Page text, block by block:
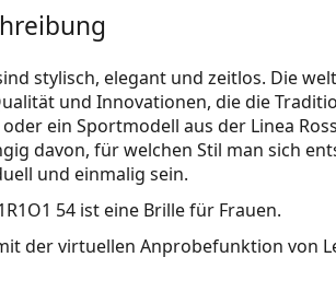
stylisch, elegant und zeitlos. Die
und Innovationen, die die
ein Sportmodell aus der Linea
davon, für welchen Stil man sich
und einmalig sein.
54 ist eine Brille für Frauen.
der virtuellen Anprobefunktion von